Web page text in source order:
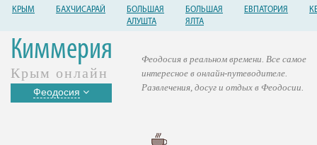
КРЫМ БАХЧИСАРАЙ
БОЛЬШАЯ
АЛУШТА
БОЛЬШАЯ
ЯЛТА
ЕВПАТОРИЯ
Киммерия
Крым онлайн
Феодосия
Феодосия в реальном времени. Все самое
интересное в онлайн-путеводителе.
Развлечения, досуг и отдых в Феодосии.